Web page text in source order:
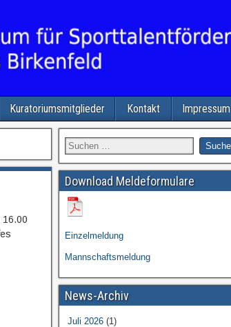
Kuratoriumsmitglieder Kontakt Impressum
16.00
Download Meldeformulare
Einzelmeldung
Mannschaftsmeldung
News-Archiv
Juli 2026(1)